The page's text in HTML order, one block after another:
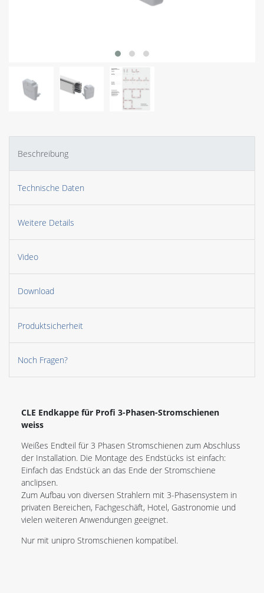
Beschreibung
Technische Daten
Weitere Details
Video
Download
Produktsicherheit
Noch Fragen?
CLE Endkappe für Profi 3-Phasen-Stromschienen
weiss
Weißes Endteil für 3 Phasen Stromschienen zum Abschluss
der Installation. Die Montage des Endstücks ist einfach:
Einfach das Endstück an das Ende der Stromschiene
anclipsen.
Zum Aufbau von diversen Strahlern mit 3-Phasensystem in
privaten Bereichen, Fachgeschäft, Hotel, Gastronomie und
vielen weiteren Anwendungen geeignet.
Nur mit unipro Stromschienen kompatibel.